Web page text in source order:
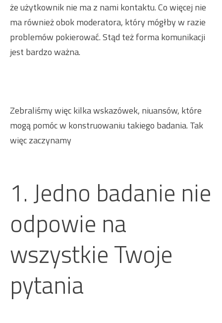
że użytkownik nie ma z nami kontaktu. Co więcej nie
ma również obok moderatora, który mógłby w razie
problemów pokierować. Stąd też forma komunikacji
jest bardzo ważna.
Zebraliśmy więc kilka wskazówek, niuansów, które
mogą pomóc w konstruowaniu takiego badania. Tak
więc zaczynamy
1. Jedno badanie nie
odpowie na
wszystkie Twoje
pytania